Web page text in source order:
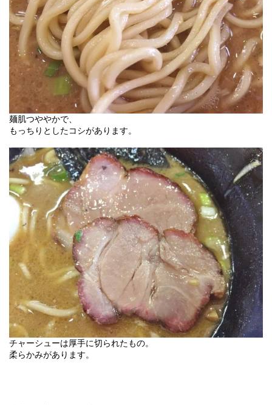
麺肌つややかで、
もっちりとしたコシがあります。
チャーシューは厚手に切られたもの。
柔らかみがあります。